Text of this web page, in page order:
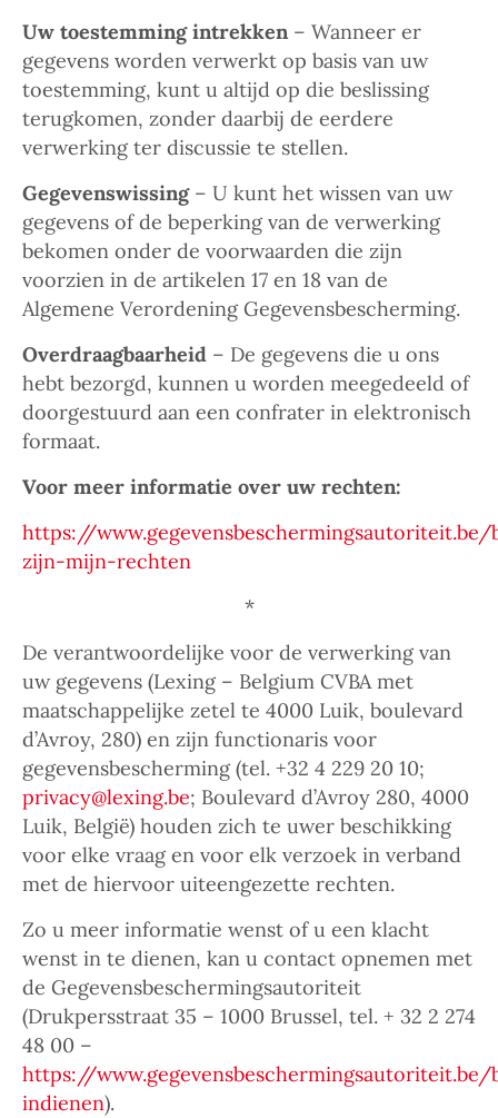
Uw toestemming intrekken – Wanneer er
gegevens worden verwerkt op basis van uw
toestemming, kunt u altijd op die beslissing
terugkomen, zonder daarbij de eerdere
verwerking ter discussie te stellen.
Gegevenswissing– U kunt het wissen van uw
gegevens of de beperking van de verwerking
bekomen onder de voorwaarden die zijn
voorzien in de artikelen 17 en 18 van de
Algemene Verordening Gegevensbescherming.
Overdraagbaarheid – De gegevens die u ons
hebt bezorgd, kunnen u worden meegedeeld of
doorgestuurd aan een confrater in elektronisch
formaat.
Voor meer informatie over uw rechten:
https://
zijn-mijn-rechten
*
De verantwoordelijke voor de verwerking van
uw gegevens (Lexing – Belgium CVBA met
maatschappelijke zetel te 4000 Luik, boulevard
d’Avroy, 280) en zijn functionaris voor
gegevensbescherming (tel. +32 4 229 20 10;
privacy@lexing.be; Boulevard d’Avroy 280, 4000
Luik, België) houden zich te uwer beschikking
voor elke vraag en voor elk verzoek in verband
met de hiervoor uiteengezette rechten.
Zo u meer informatie wenst of u een klacht
wenst in te dienen, kan u contact opnemen met
de Gegevensbeschermingsautoriteit
(Drukpersstraat 35 – 1000 Brussel, tel. + 32 2 274
48 00 –
https://
indienen).